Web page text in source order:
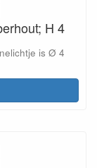
H 4
is Ø 4